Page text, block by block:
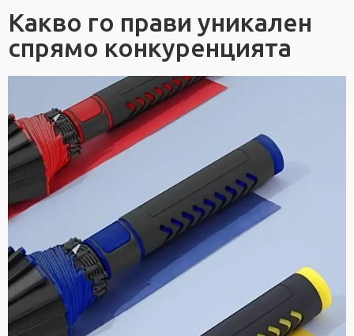
Какво го прави уникален
спрямо конкуренцията